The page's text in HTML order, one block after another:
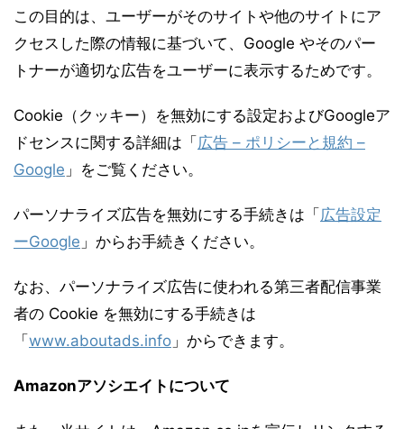
この目的は、ユーザーがそのサイトや他のサイトにア
クセスした際の情報に基づいて、Google やそのパー
トナーが適切な広告をユーザーに表示するためです。
Cookie（クッキー）を無効にする設定およびGoogleア
ドセンスに関する詳細は「 広告 – ポリシーと規約 –
Google 」をご覧ください。
パーソナライズ広告を無効にする手続きは「 広告設定
ーGoogle 」からお手続きください。
なお、パーソナライズ広告に使われる第三者配信事業
者の Cookie を無効にする手続きは
「 www.aboutads.info 」からできます。
Amazonアソシエイトについて